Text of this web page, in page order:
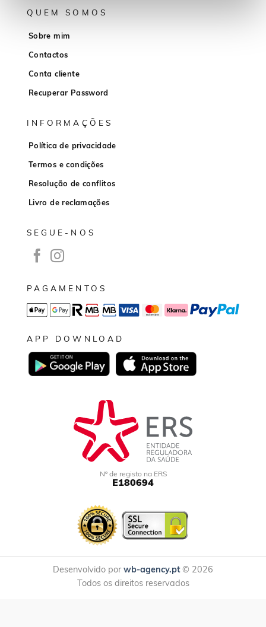
QUEM SOMOS
Sobre mim
Contactos
Conta cliente
Recuperar Password
INFORMAÇÕES
Política de privacidade
Termos e condições
Resolução de conflitos
Livro de reclamações
SEGUE-NOS
PAGAMENTOS
APP DOWNLOAD
Nº de registo na ERS
E180694
Desenvolvido por wb-agency.pt© 2026
Todos os direitos reservados